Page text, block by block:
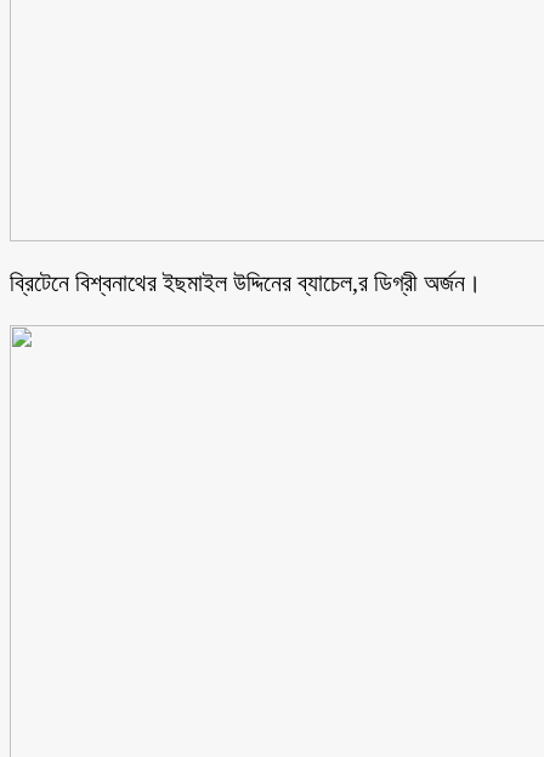
ব্রিটেনে বিশ্বনাথের ইছমাইল উদ্দিনের ব্যাচেল,র ডিগ্রী অর্জন।